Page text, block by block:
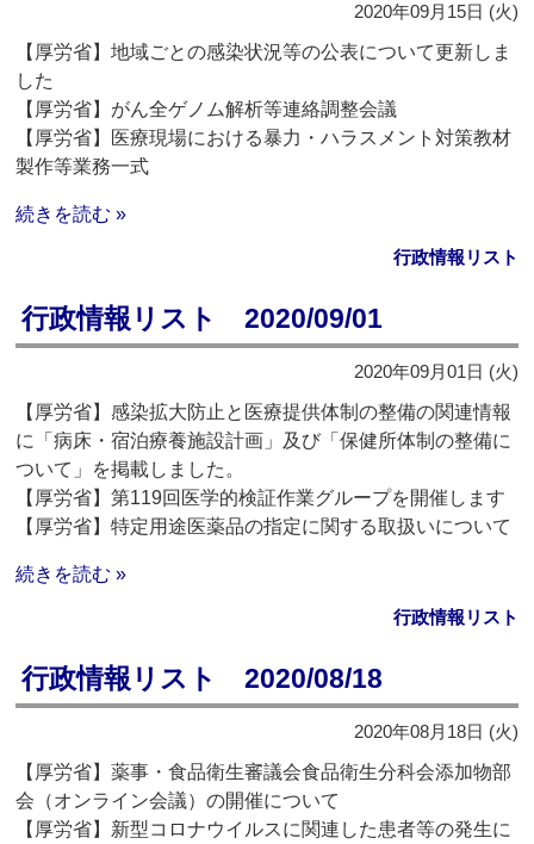
2020年09月15日 (火)
【厚労省】地域ごとの感染状況等の公表について更新しま
した
【厚労省】がん全ゲノム解析等連絡調整会議
【厚労省】医療現場における暴力・ハラスメント対策教材
製作等業務一式
続きを読む »
行政情報リスト
行政情報リスト 2020/09/01
2020年09月01日 (火)
【厚労省】感染拡大防止と医療提供体制の整備の関連情報
に「病床・宿泊療養施設計画」及び「保健所体制の整備に
ついて」を掲載しました。
【厚労省】第119回医学的検証作業グループを開催します
【厚労省】特定用途医薬品の指定に関する取扱いについて
続きを読む »
行政情報リスト
行政情報リスト 2020/08/18
2020年08月18日 (火)
【厚労省】薬事・食品衛生審議会食品衛生分科会添加物部
会（オンライン会議）の開催について
【厚労省】新型コロナウイルスに関連した患者等の発生に